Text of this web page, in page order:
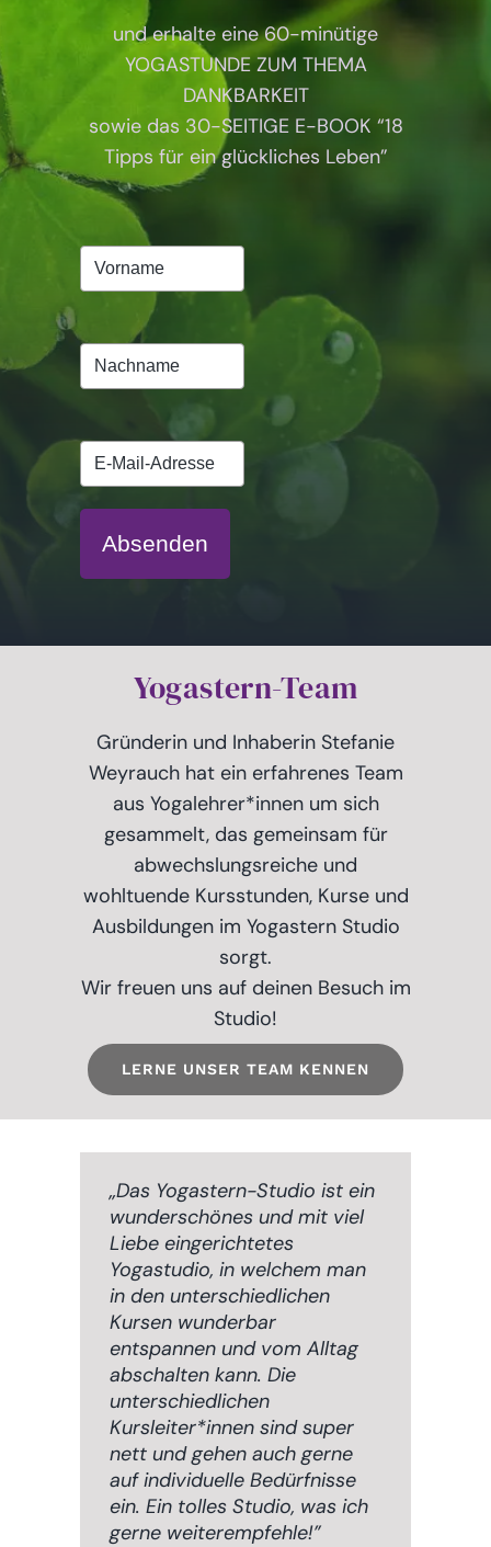
und erhalte eine 60-minütige
YOGASTUNDE ZUM THEMA
DANKBARKEIT
sowie das 30-SEITIGE E-BOOK “18
Tipps für ein glückliches Leben”
Absenden
Yogastern-Team
Gründerin und Inhaberin Stefanie
Weyrauch hat ein erfahrenes Team
aus Yogalehrer*innen um sich
gesammelt, das gemeinsam für
abwechslungsreiche und
wohltuende Kursstunden, Kurse und
Ausbildungen im Yogastern Studio
sorgt.
Wir freuen uns auf deinen Besuchim
Studio!
LERNE UNSER TEAM KENNEN
„Das Yogastern-Studio ist ein
wunderschönes und mit viel
Liebe eingerichtetes
Yogastudio, in welchem man
in den unterschiedlichen
Kursen wunderbar
entspannen und vom Alltag
abschalten kann. Die
unterschiedlichen
Kursleiter*innen sind super
nett und gehen auch gerne
auf individuelle Bedürfnisse
ein. Ein tolles Studio, was ich
gerne weiterempfehle!”